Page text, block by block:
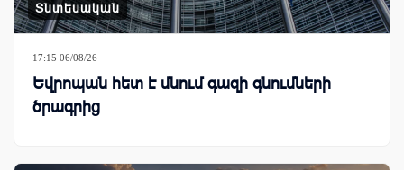
Տնտեսական
17:15 06/08/26
Եվրոպան հետ է մնում գազի գնումների
ծրագրից